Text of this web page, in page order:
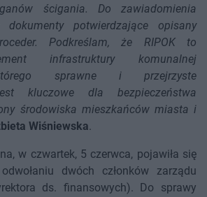
ścigania. Do zawiadomienia
dokumenty potwierdzające opisany
Podkreślam, że RIPOK to
infrastruktury komunalnej
sprawne i przejrzyste
kluczowe dla bezpieczeństwa
środowiska mieszkańców miasta i
Wiśniewska.
w czwartek, 5 czerwca, pojawiła się
dwóch członków zarządu
ds. finansowych). Do sprawy